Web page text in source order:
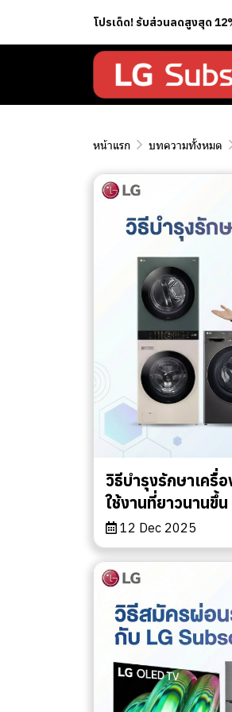
โปรเด็ด! รับส่วนลดสูงสุด
หน้าแรก บทความทั้งหมด
วิธีบำรุงรักษาเครื่
ใช้งานที่ยาวนานขึ้น
12 Dec 2025